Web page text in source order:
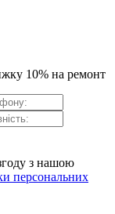
10% на ремонт
з нашою
персональних